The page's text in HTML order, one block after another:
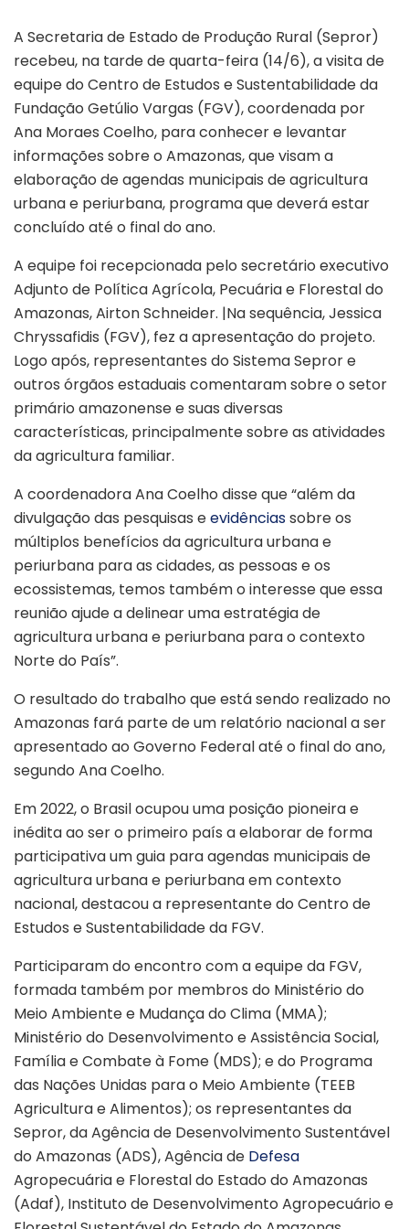
A Secretaria de Estado de Produção Rural (Sepror)
recebeu, na tarde de quarta-feira (14/6), a visita de
equipe do Centro de Estudos e Sustentabilidade da
Fundação Getúlio Vargas (FGV), coordenada por
Ana Moraes Coelho, para conhecer e levantar
informações sobre o Amazonas, que visam a
elaboração de agendas municipais de agricultura
urbana e periurbana, programa que deverá estar
concluído até o final do ano.
A equipe foi recepcionada pelo secretário executivo
Adjunto de Política Agrícola, Pecuária e Florestal do
Amazonas, Airton Schneider. |Na sequência, Jessica
Chryssafidis (FGV), fez a apresentação do projeto.
Logo após, representantes do Sistema Sepror e
outros órgãos estaduais comentaram sobre o setor
primário amazonense e suas diversas
características, principalmente sobre as atividades
da agricultura familiar.
A coordenadora Ana Coelho disse que “além da
divulgação das pesquisas eevidênciassobre os
múltiplos benefícios da agricultura urbana e
periurbana para as cidades, as pessoas e os
ecossistemas, temos também o interesse que essa
reunião ajude a delinear uma estratégia de
agricultura urbana e periurbana para o contexto
Norte do País”.
O resultado do trabalho que está sendo realizado no
Amazonas fará parte de um relatório nacional a ser
apresentado ao Governo Federal até o final do ano,
segundo Ana Coelho.
Em 2022, o Brasil ocupou uma posição pioneira e
inédita ao ser o primeiro país a elaborar de forma
participativa um guia para agendas municipais de
agricultura urbana e periurbana em contexto
nacional, destacou a representante do Centro de
Estudos e Sustentabilidade da FGV.
Participaram do encontro com a equipe da FGV,
formada também por membros do Ministério do
Meio Ambiente e Mudança do Clima (MMA);
Ministério do Desenvolvimento e Assistência Social,
Família e Combate à Fome (MDS); e do Programa
das Nações Unidas para o Meio Ambiente (TEEB
Agricultura e Alimentos); os representantes da
Sepror, da Agência de Desenvolvimento Sustentável
do Amazonas (ADS), Agência de Defesa
Agropecuária e Florestal do Estado do Amazonas
(Adaf), Instituto de Desenvolvimento Agropecuário e